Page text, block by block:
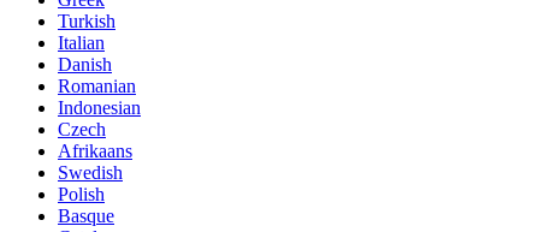
Turkish
Italian
Danish
Romanian
Indonesian
Czech
Afrikaans
Swedish
Polish
Basque